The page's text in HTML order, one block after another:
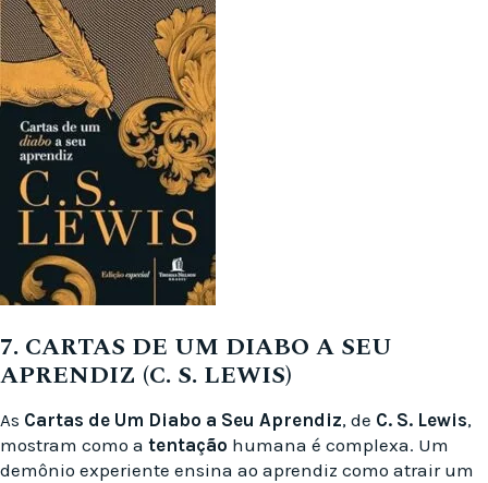
7. CARTAS DE UM DIABO A SEU
APRENDIZ (C. S. LEWIS)
As Cartas de Um Diabo a Seu Aprendiz, de C. S. Lewis,
mostram como a tentação humana é complexa. Um
demônio experiente ensina ao aprendiz como atrair um